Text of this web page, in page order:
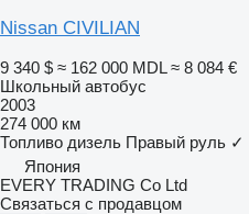
Nissan CIVILIAN
9 340 $ ≈ 162 000 MDL ≈ 8 084 €
Школьный автобус
2003
274 000 км
Топливо дизель Правый руль ✓
Япония
EVERY TRADING Co Ltd
Связаться с продавцом